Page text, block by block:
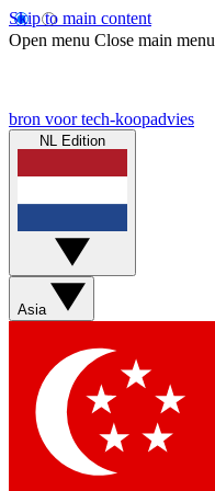
Skip to main content
Open menu Close main menu
bron voor tech-koopadvies
NL Edition
Asia